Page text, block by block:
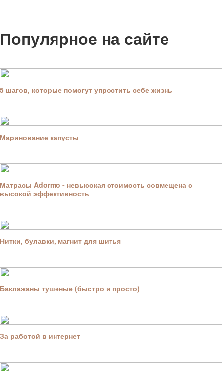
Популярное на сайте
5 шагов, которые помогут упростить себе жизнь
Маринование капусты
Матрасы Adormo - невысокая стоимость совмещена с
высокой эффективность
Нитки, булавки, магнит для шитья
Баклажаны тушеные (быстро и просто)
За работой в интернет